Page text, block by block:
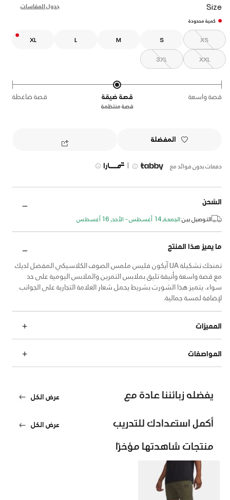
Size جدول المقاسات
كمية محدودة
XS
S
M
L
XL
XXL
3XL
قصة واسعة قصة ضيقة قصة ضاغطة
قصة منتظمة
المفضلة
دفعات بدون فوائد مع |
الشحن
التوصيل بين:الجمعة, 14 أغسطس - الأحد, 16 أغسطس
ما يميز هذا المنتج
تمنحك تشكيلة UA آيكون فليس ملمس الصوف الكلاسيكي المفضل لديك
مع قصة واسعة وأنيقة تليق بملابس التمرين والملابس اليومية على حد
سواء. يتميز هذا الشورت بشريط يحمل شعار العلامة التجارية على الجوانب
لإضافة لمسة جمالية.
المميزات
المواصفات
يفضله زبائننا عادة مع عرض الكل
أكمل استعدادك للتدريب عرض الكل
منتجات شاهدتها مؤخرًا